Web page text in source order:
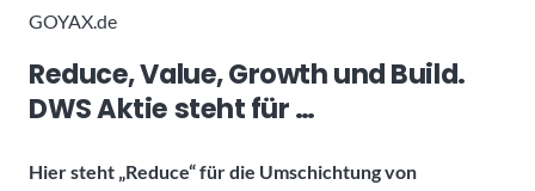
GOYAX.de
Reduce, Value, Growth und Build.
DWS Aktie steht für …
Hier steht „Reduce“ für die Umschichtung von